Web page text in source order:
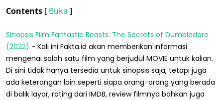
Contents [ Buka ]
Sinopsis Film Fantastic Beasts: The Secrets of Dumbledore
(2022) - Kali ini Fakta.id akan memberikan informasi
mengenai salah satu film yang berjudul MOVIE untuk kalian.
Di sini tidak hanya tersedia untuk sinopsis saja, tetapi juga
ada keterangan lain seperti siapa orang-orang yang berada
di balik layar, rating dari IMDB, review filmnya bahkan juga